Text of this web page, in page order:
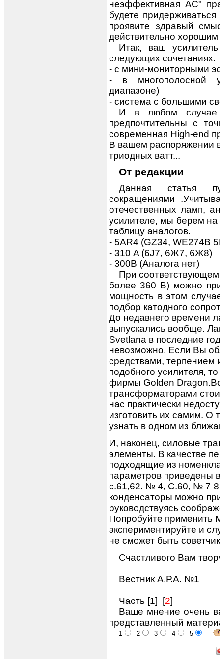
неэффективная АС"
будете
проявите здравый
действительно
Итак, ваш
следующих сочетаниях:
- с мини-мониторными
- в многополосной
диапазоне)
- система с большими
И в любом случае
предпочтительны с
современная High-end
В вашем распоряжении
триодных ватт...
От редакции
Данная статья
сокращениями
отечественных ламп,
усилителе, мы берем
таблицу аналогов.
- 5AR4 (GZ34, WE274B
- 310 A (6J7, 6Ж7, 6Ж8)
- 300В (Аналога нет)
При
более 360 В) можно
мощность в этом
подбор катодного
До недавнего времени
выпускались вообще.
Svetlana в последние
невозможно. Если Вы
средствами, терпением
подобного усилителя,
фирмы Golden
трансформаторами
нас практически
изготовить их самим. О
узнать в одном из
И, наконец, силовые
элементы. В качестве
подходящие из
параметров
с.61,62. № 4, С.60, № 7-
конденсаторы можно
руководствуясь
Попробуйте
экспериментируйте и
не сможет быть
Счастливого Вам
Вестник А.Р.А. №1
Часть [1] [2]
Ваше мнение очень
представленный
1 2 3 4 5